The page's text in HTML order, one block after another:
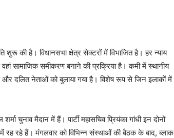
की है। विधानसभा क्षेत्र सेक्टरों में विभाजित है। हर न्याय
सामाजिक समीकरण बनाने की प्रक्रिया है। कमी में स्थानीय
दलित नेताओं को बुलाया गया है। विशेष रूप से जिन इलाकों में
चुनाव मैदान में हैं। पार्टी महासचिव प्रियंका गांधी इन दोनों
रह रहे हैं। मंगलवार को विभिन्न संस्थाओं की बैठक के बाद, ब्लाक